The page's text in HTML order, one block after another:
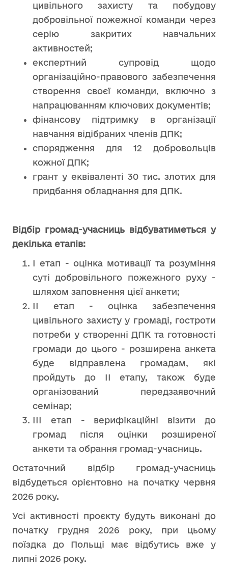
цивільного захисту та побудову
добровільної пожежної команди через
серію закритих навчальних
активностей;
експертний супровід щодо
організаційно-правового забезпечення
створення своєї команди, включно з
напрацюванням ключових документів;
фінансову підтримку в організації
навчання відібраних членів ДПК;
спорядження для 12 добровольців
кожної ДПК;
грант у еквіваленті 30 тис. злотих для
придбання обладнання для ДПК.
Відбір громад-учасниць відбуватиметься у
декілька етапів:
І етап - оцінка мотивації та розуміння
суті добровільного пожежного руху -
шляхом заповнення цієї анкети;
ІІ етап - оцінка забезпечення
цивільного захисту у громаді, гостроти
потреби у створенні ДПК та готовності
громади до цього - розширена анкета
буде відправлена громадам, які
пройдуть до ІІ етапу, також буде
організований передзаявочний
семінар;
ІІІ етап - верифікаційні візити до
громад після оцінки розширеної
анкети та обрання громад-учасниць.
Остаточний відбір громад-учасниць
відбудеться орієнтовно на початку червня
2026 року.
Усі активності проєкту будуть виконані до
початку грудня 2026 року, при цьому
поїздка до Польщі має відбутись вже у
липні 2026 року.